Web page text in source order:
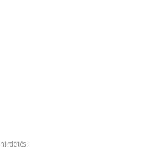
hirdetés